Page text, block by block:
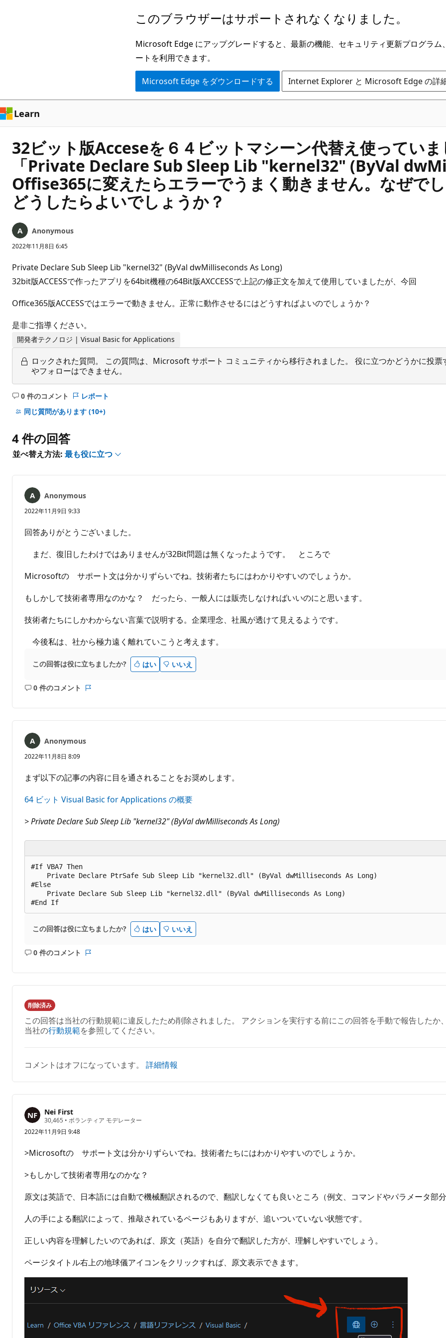
ン
ツ
に
ス
キ
プ
このブラウザーはサポートされなくなりました。
Microsoft Edge にアップグレードすると、最新の機能、セキュリティ更新プログラム
ートを利用できます。
Microsoft Edge をダウンロードする Internet Explorer と Microsoft Edge の詳
Learn
32ビット版Acceseを６４ビットマシーン代替え使ってい
「Private Declare Sub Sleep Lib "kernel32" (ByVal
Offise365に変えたらエラーでうまく動きません。なぜで
どうしたらよいでしょうか？
Anonymous
2022年11月8日 6:45
Private Declare Sub Sleep Lib "kernel32" (ByVal dwMilliseconds As Long)
32bit版ACCESSで作ったアプリを64bit機種の64Bit版AXCCESSで上記の修正文を加えて使用していましたが、今回
Office365版ACCESSではエラーで動きません。正常に動作させるにはどうすればよいのでしょうか？
是非ご指導ください。
開発者テクノロジ | Visual Basic for Applications
ロックされた質問。
この質問は、Microsoft サポート コミュニティから移行されました。 役に立つかどうかに投
やフォローはできません。
0 件のコメント
コ
メ
は
あ
ま
ん
レポート
同じ質問があります (10+)
4 件の回答
並べ替え方法: 最も役に立つ
Anonymous
2022年11月9日 9:33
回答ありがとうございました。
まだ、復旧したわけではありませんが32Bit問題は無くなったようです。 ところで
Microsoftの サポート文は分かりずらいでね。技術者たちにはわかりやすいのでしょうか。
もしかして技術者専用なのかな？ だったら、一般人には販売しなければいいのにと思います。
技術者たちにしかわからない言葉で説明する。企業理念、社風が透けて見えるようです。
今後私は、社から極力遠く離れていこうと考えます。
この回答は役に立ちましたか? はい いいえ
0 件のコメント
コ
ト
あ
り
せ
ト
Anonymous
2022年11月8日 8:09
まず以下の記事の内容に目を通されることをお奨めします。
64 ビット Visual Basic for Applications の概要
> Private Declare Sub Sleep Lib "kernel32" (ByVal dwMilliseconds As Long)
#If VBA7 Then
    Private Declare PtrSafe Sub Sleep Lib "kernel32.dll" (ByVal dwMilliseconds As Long)
#Else
    Private Declare Sub Sleep Lib "kernel32.dll" (ByVal dwMilliseconds As Long)
この回答は役に立ちましたか? はい いいえ
0 件のコメント
コ
ト
は
あ
り
ま
ト
削除済み
この回答は当社の行動規範に違反したため削除されました。 アクションを実行する前にこの回答を手動で報告した
当社の行動規範を参照してください。
コメントはオフになっています。 詳細情報
Nei First
30,465 評
価
の
イ
ン
• ボランティア モデレーター
2022年11月9日 9:48
>Microsoftの サポート文は分かりずらいでね。技術者たちにはわかりやすいのでしょうか。
>もしかして技術者専用なのかな？
原文は英語で、日本語には自動で機械翻訳されるので、翻訳しなくても良いところ（例文、コマンドやパラメータ部
人の手による翻訳によって、推敲されているページもありますが、追いついていない状態です。
正しい内容を理解したいのであれば、原文（英語）を自分で翻訳した方が、理解しやすいでしょう。
ページタイトル右上の地球儀アイコンをクリックすれば、原文表示できます。